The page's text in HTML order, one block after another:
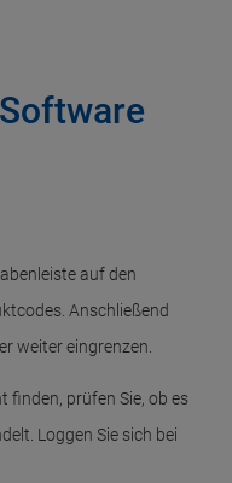
auf den
Anschließend
weiter eingrenzen.
finden, prüfen Sie, ob es
Loggen Sie sich bei